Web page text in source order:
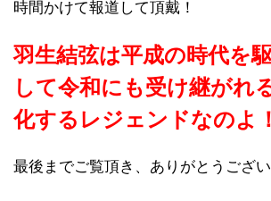
時間かけて報道して頂戴！
羽生結弦は平成の時代を
して令和にも受け継がれ
化するレジェンドなのよ！
最後までご覧頂き、ありがとうござい